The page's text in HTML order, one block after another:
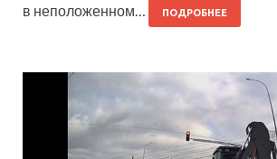
в неположенном…
ПОДРОБНЕЕ